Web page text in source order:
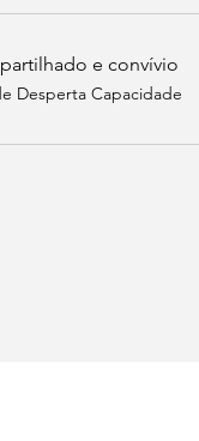
e convívio
Desperta Capacidade